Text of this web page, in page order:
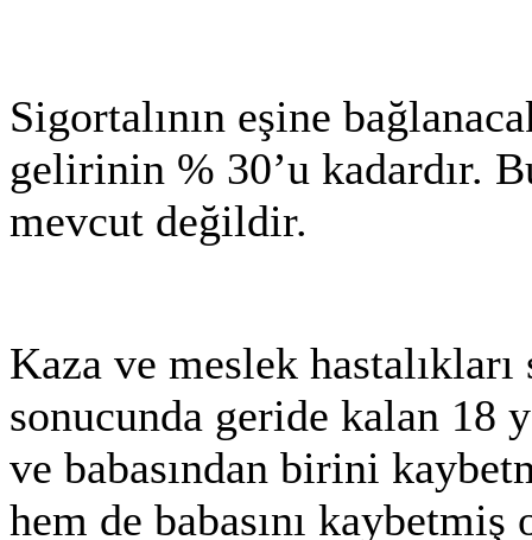
Sigortalının eşine
gelirinin % 30’u kadardır.
mevcut değildir.
Kaza ve meslek
sonucunda geride kalan 18
ve babasından birini
hem de babasını